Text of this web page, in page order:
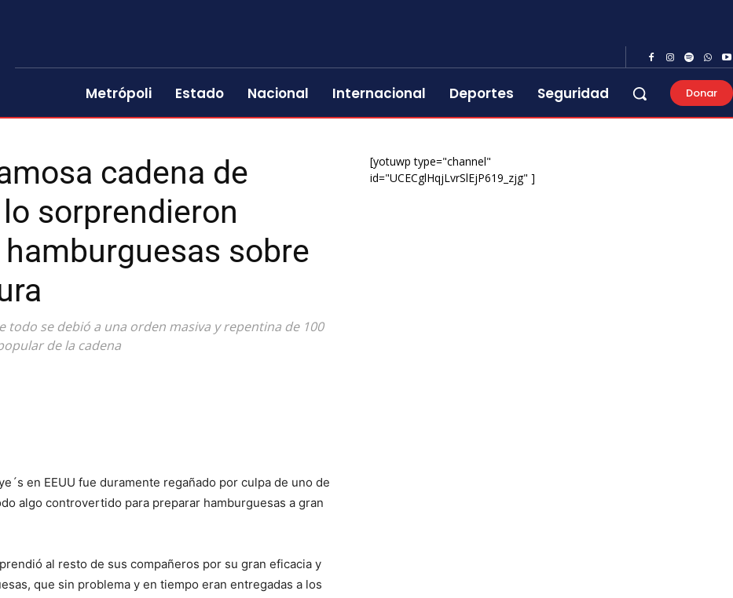
Metrópoli Estado Nacional Internacional Deportes Seguridad Donar
cadena de
sorprendieron
sobre
se debió a una orden masiva y repentina de 100
de la cadena
en EEUU fue duramente regañado por culpa de uno de
algo controvertido para preparar hamburguesas a gran
al resto de sus compañeros por su gran eficacia y
que sin problema y en tiempo eran entregadas a los
[yotuwp type="channel"
id="UCECglHqjLvrSlEjP619_zjg" ]